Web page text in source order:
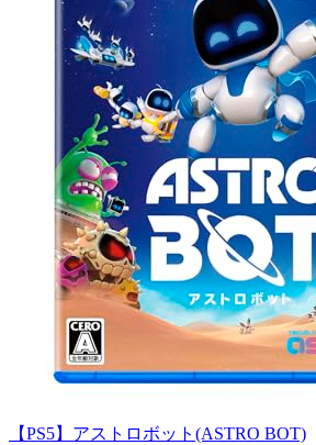
【PS5】アストロボット(ASTRO BOT)